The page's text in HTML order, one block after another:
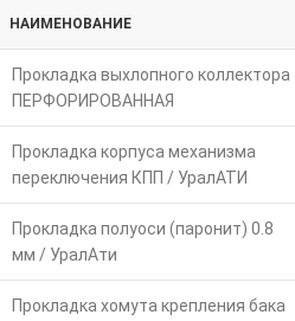
НАИМЕНОВАНИЕ
Прокладка выхлопного коллектора
ПЕРФОРИРОВАННАЯ
Прокладка корпуса механизма
переключения КПП / УралАТИ
Прокладка полуоси (паронит) 0.8
мм / УралАти
Прокладка хомута крепления бака